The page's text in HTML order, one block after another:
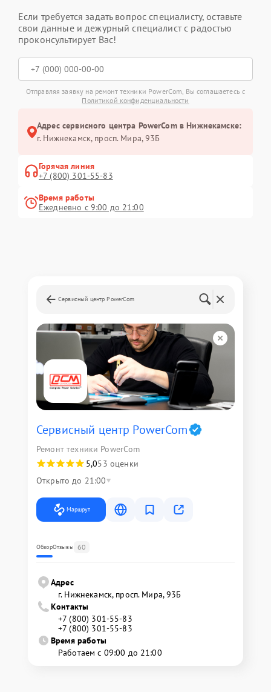
Если требуется задать вопрос специалисту, оставьте
свои данные и дежурный специалист с радостью
проконсультирует Вас!
Отправляя заявку на ремонт техники PowerCom, Вы соглашаетесь с
Политикой конфиденциальности
Адрес сервисного центра PowerCom в Нижнекамске:
г. Нижнекамск, просп. Мира, 93Б
Горячая линия
+7 (800) 301-55-83
Время работы
Ежедневно с 9:00 до 21:00
Сервисный центр PowerCom
Сервисный центр PowerCom
Ремонт техники PowerCom
5,053 оценки
Открыто до 21:00
Маршрут
ОбзорОтзывы 60
Адрес
г. Нижнекамск, просп. Мира, 93Б
Контакты
+7 (800) 301-55-83
+7 (800) 301-55-83
Время работы
Работаем с 09:00 до 21:00